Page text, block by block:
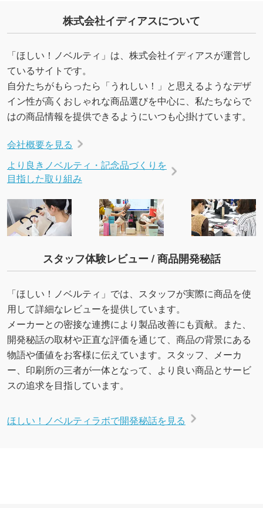
を生成してほしい
URLをご指定いただければ、QRコードを生成
いたします。配置のご相談にも応じています。
→詳しく見る
株式会社イディアスについて
「ほしい！ノベルティ」は、株式会社イディアスが運営し
ているサイトです。
自分たちがもらったら「うれしい！」と思えるようなデザ
イン性が高くおしゃれな商品選びを中心に、私たちならで
はの商品情報を提供できるようにいつも心掛けています。
会社概要を見る
より良きノベルティ・記念品づくりを
目指した取り組み
スタッフ体験レビュー / 商品開発秘話
「ほしい！ノベルティ」では、スタッフが実際に商品を使
用して詳細なレビューを提供しています。
メーカーとの密接な連携により製品改善にも貢献。また、
開発秘話の取材や正直な評価を通じて、商品の背景にある
物語や価値をお客様に伝えています。スタッフ、メーカ
ー、印刷所の三者が一体となって、より良い商品とサービ
スの追求を目指しています。
ほしい！ノベルティラボで開発秘話を見る